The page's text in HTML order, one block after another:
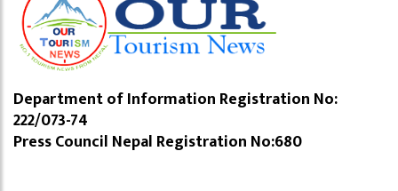
Department of Information Registration No:
222/073-74
Press Council Nepal Registration No:680